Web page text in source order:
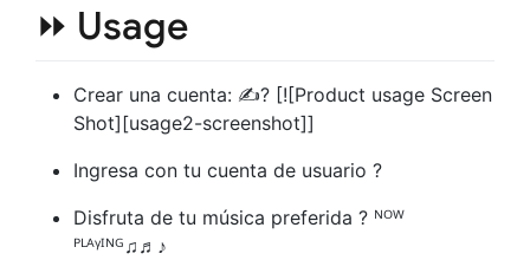
⏩ Usage
Crear una cuenta: ✍? [![Product usage Screen
Shot][usage2-screenshot]]
Ingresa con tu cuenta de usuario ?️
Disfruta de tu música preferida ? ᴺᴼᵂ
ᴾᴸᴬᵞᴵᴺᴳ♫♬♪